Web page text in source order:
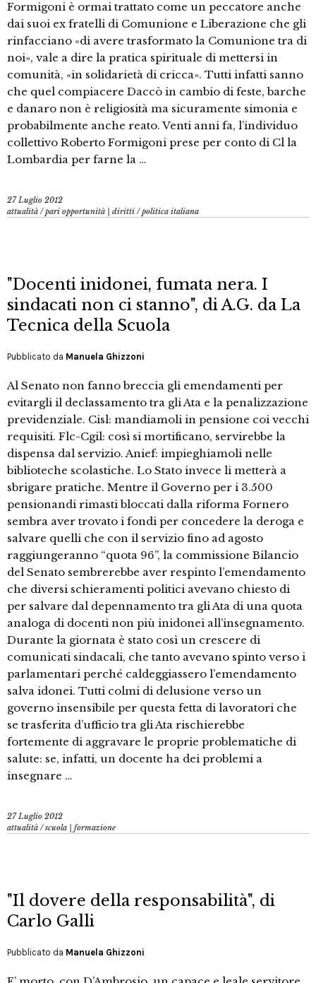
Formigoni è ormai trattato come un peccatore anche
dai suoi ex fratelli di Comunione e Liberazione che gli
rinfacciano «di avere trasformato la Comunione tra di
noi», vale a dire la pratica spirituale di mettersi in
comunità, «in solidarietà di cricca». Tutti infatti sanno
che quel compiacere Daccò in cambio di feste, barche
e danaro non è religiosità ma sicuramente simonia e
probabilmente anche reato. Venti anni fa, l’individuo
collettivo Roberto Formigoni prese per conto di Cl la
Lombardia per farne la …
27 Luglio 2012
attualità /pari opportunità | diritti /politica italiana
"Docenti inidonei, fumata nera. I
sindacati non ci stanno", di A.G. da La
Tecnica della Scuola
Pubblicato da Manuela Ghizzoni
Al Senato non fanno breccia gli emendamenti per
evitargli il declassamento tra gli Ata e la penalizzazione
previdenziale. Cisl: mandiamoli in pensione coi vecchi
requisiti. Flc-Cgil: così si mortificano, servirebbe la
dispensa dal servizio. Anief: impieghiamoli nelle
biblioteche scolastiche. Lo Stato invece li metterà a
sbrigare pratiche. Mentre il Governo per i 3.500
pensionandi rimasti bloccati dalla riforma Fornero
sembra aver trovato i fondi per concedere la deroga e
salvare quelli che con il servizio fino ad agosto
raggiungeranno “quota 96”, la commissione Bilancio
del Senato sembrerebbe aver respinto l’emendamento
che diversi schieramenti politici avevano chiesto di
per salvare dal depennamento tra gli Ata di una quota
analoga di docenti non più inidonei all’insegnamento.
Durante la giornata è stato così un crescere di
comunicati sindacali, che tanto avevano spinto verso i
parlamentari perché caldeggiassero l’emendamento
salva idonei. Tutti colmi di delusione verso un
governo insensibile per questa fetta di lavoratori che
se trasferita d’ufficio tra gli Ata rischierebbe
fortemente di aggravare le proprie problematiche di
salute: se, infatti, un docente ha dei problemi a
insegnare …
27 Luglio 2012
attualità /scuola | formazione
"Il dovere della responsabilità", di
Carlo Galli
Pubblicato da Manuela Ghizzoni